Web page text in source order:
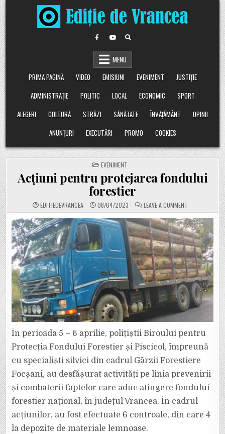
Skip
to
content
MENU
PRIMA PAGINĂ
VIDEO EMISIUNI EVENIMENT
JUSTIȚIE
ADMINISTRAȚIE
POLITIC LOCAL ECONOMIC
SPORT
ALEGERI
CULTURĂ STRĂZI SĂNĂTATE ÎNVĂȚĂMÂNT
OPINII
ANUNȚURI
EXECUTĂRI PROMO COOKIES
POSTED
IN
EVENIMENT
Acțiuni pentru protejarea fondului
forestier
EDITIEDEVRANCEA 08/04/2023 LEAVE A COMMENTON
ACȚIUNI
PENTRU
PROTEJAREA
FONDULUI
FORESTIER
În perioada 5 – 6 aprilie, polițiștii Biroului pentru
Protecția Fondului Forestier și Piscicol, împreună
cu specialiști silvici din cadrul Gărzii Forestiere
Focșani, au desfășurat activități pe linia prevenirii
și combaterii faptelor care aduc atingere fondului
forestier național, în județul Vrancea. În cadrul
acțiunilor, au fost efectuate 6 controale, din care 4
la depozite de materiale lemnoase.